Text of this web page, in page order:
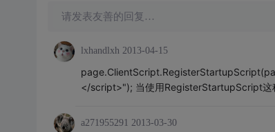
请发表友善的回复…
lxhandlxh 2013-04-15
</script>"); 当使用RegisterStartupScript这
a271955291 2013-03-30